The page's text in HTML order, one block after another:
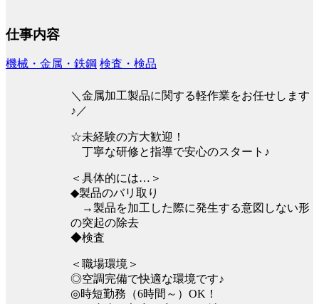
仕事内容
機械・金属・鉄鋼 検査・検品
＼金属加工製品に関する軽作業をお任せします
♪／
☆未経験の方大歓迎！
丁寧な研修と指導で安心のスタート♪
＜具体的には…＞
◆製品のバリ取り
→製品を加工した際に発生する意図しない形
の突起の除去
◆検査
＜職場環境＞
◎空調完備で快適な環境です♪
◎時短勤務（6時間～）OK！